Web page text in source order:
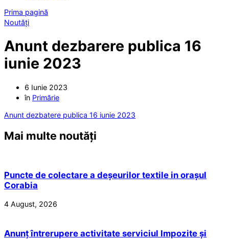
Prima pagină
Noutăți
Anunt dezbarere publica 16
iunie 2023
6 Iunie 2023
în Primărie
Anunt dezbatere publica 16 iunie 2023
Mai multe noutăți
Puncte de colectare a deșeurilor textile in orașul
Corabia
4 August, 2026
Anunț întrerupere activitate serviciul Impozite și